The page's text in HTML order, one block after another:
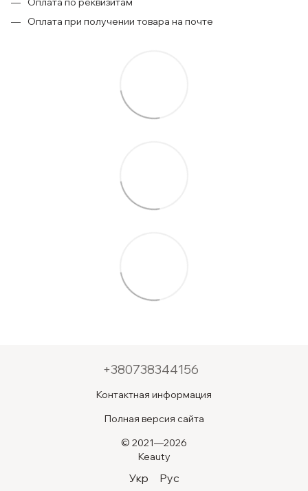
Оплата при получении товара на почте
+380738344156
Контактная информация
Полная версия сайта
© 2021—2026
Keauty
Укр Рус